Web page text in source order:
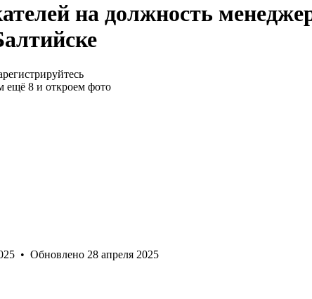
на должность
ещё 8 и откроем фото
• Обновлено 28 апреля 2025